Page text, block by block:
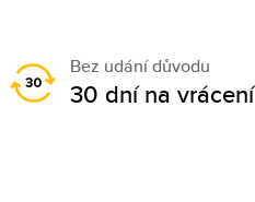
Storm (128)
Superga (3)
Bez udání důvodu
30 dní na vrácení